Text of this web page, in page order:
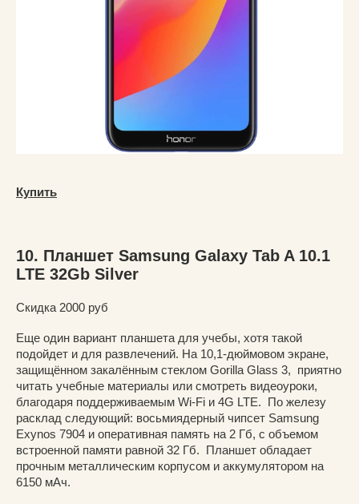
Купить
10. Планшет Samsung Galaxy Tab A 10.1
LTE 32Gb Silver
Скидка 2000 руб
Еще один вариант планшета для учебы, хотя такой
подойдет и для развлечений. На 10,1-дюймовом экране,
защищённом закалённым стеклом Gorilla Glass 3, приятно
читать учебные материалы или смотреть видеоуроки,
благодаря поддерживаемым Wi-Fi и 4G LTE. По железу
расклад следующий: восьмиядерный чипсет Samsung
Exynos 7904 и оперативная память на 2 Гб, с объемом
встроенной памяти равной 32 Гб. Планшет обладает
прочным металлическим корпусом и аккумулятором на
6150 мАч.